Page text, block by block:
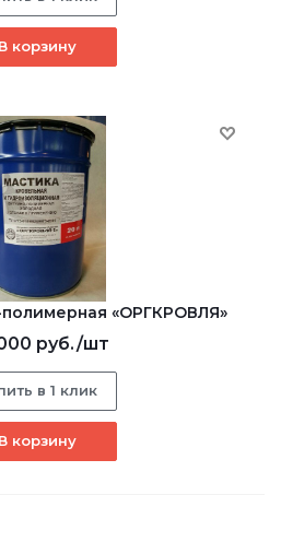
В корзину
«ОРГКРОВЛЯ»
руб./шт
в 1 клик
В корзину